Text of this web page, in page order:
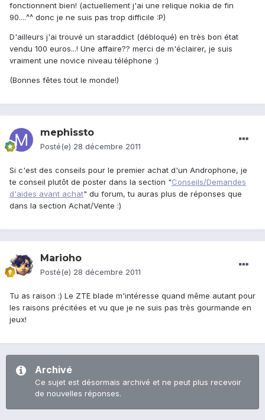
fonctionnent bien! (actuellement j'ai une relique nokia de fin
90....^^ donc je ne suis pas trop difficile :P)
D'ailleurs j'ai trouvé un staraddict (débloqué) en très bon état
vendu 100 euros...! Une affaire?? merci de m'éclairer, je suis
vraiment une novice niveau téléphone :)
(Bonnes fêtes tout le monde!)
mephissto
Posté(e) 28 décembre 2011
Si c'est des conseils pour le premier achat d'un Androphone, je
te conseil plutôt de poster dans la section "Conseils/Demandes
d'aides avant achat" du forum, tu auras plus de réponses que
dans la section Achat/Vente :)
Marioho
Posté(e) 28 décembre 2011
Tu as raison :) Le ZTE blade m'intéresse quand même autant pour
les raisons précitées et vu que je ne suis pas très gourmande en
jeux!
Archivé
Ce sujet est désormais archivé et ne peut plus recevoir
de nouvelles réponses.